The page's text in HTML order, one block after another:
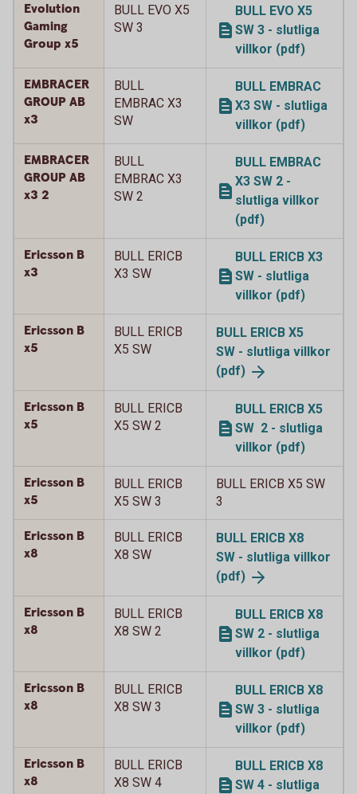
Evolution
Gaming
Group x5
BULL EVO X5
SW 3
BULL EVO X5
SW 3 - slutliga
villkor (pdf)
EMBRACER
GROUP AB
x3
BULL
EMBRAC X3
SW
BULL EMBRAC
X3 SW - slutliga
villkor (pdf)
EMBRACER
GROUP AB
x3 2
BULL
EMBRAC X3
SW 2
BULL EMBRAC
X3 SW 2 -
slutliga villkor
(pdf)
Ericsson B
x3
BULL ERICB
X3 SW
BULL ERICB X3
SW - slutliga
villkor (pdf)
Ericsson B
x5
BULL ERICB
X5 SW
BULL ERICB X5
SW - slutliga villkor
(pdf)
Ericsson B
x5
BULL ERICB
X5 SW 2
BULL ERICB X5
SW 2 - slutliga
villkor (pdf)
Ericsson B
x5
BULL ERICB
X5 SW 3
BULL ERICB X5 SW
3
Ericsson B
x8
BULL ERICB
X8 SW
BULL ERICB X8
SW - slutliga villkor
(pdf)
Ericsson B
x8
BULL ERICB
X8 SW 2
BULL ERICB X8
SW 2 - slutliga
villkor (pdf)
Ericsson B
x8
BULL ERICB
X8 SW 3
BULL ERICB X8
SW 3 - slutliga
villkor (pdf)
Ericsson B
x8
BULL ERICB
X8 SW 4
BULL ERICB X8
SW 4 - slutliga